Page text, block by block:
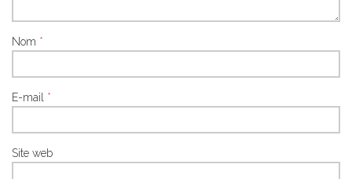
Nom *
E-mail *
Site web